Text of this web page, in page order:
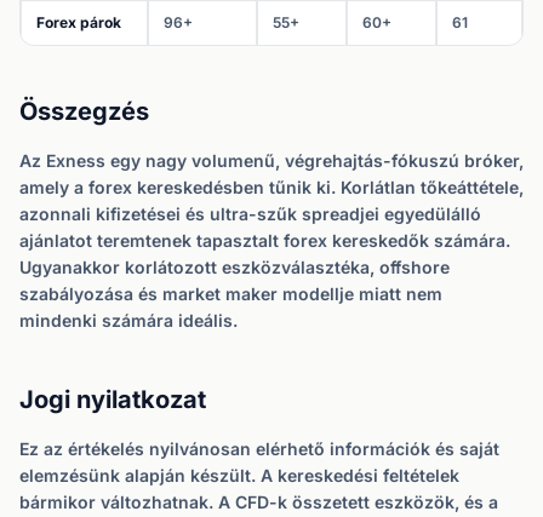
Forex párok 96+ 55+ 60+ 61
Összegzés
Az Exness egy nagy volumenű, végrehajtás-fókuszú bróker,
amely a forex kereskedésben tűnik ki. Korlátlan tőkeáttétele,
azonnali kifizetései és ultra-szűk spreadjei egyedülálló
ajánlatot teremtenek tapasztalt forex kereskedők számára.
Ugyanakkor korlátozott eszközválasztéka, offshore
szabályozása és market maker modellje miatt nem
mindenki számára ideális.
Jogi nyilatkozat
Ez az értékelés nyilvánosan elérhető információk és saját
elemzésünk alapján készült. A kereskedési feltételek
bármikor változhatnak. A CFD-k összetett eszközök, és a